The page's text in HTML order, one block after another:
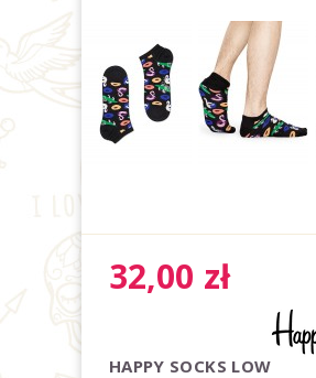
32,00 zł
HAPPY SOCKS LOW